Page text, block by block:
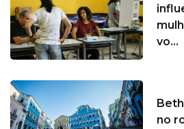
vo...
no